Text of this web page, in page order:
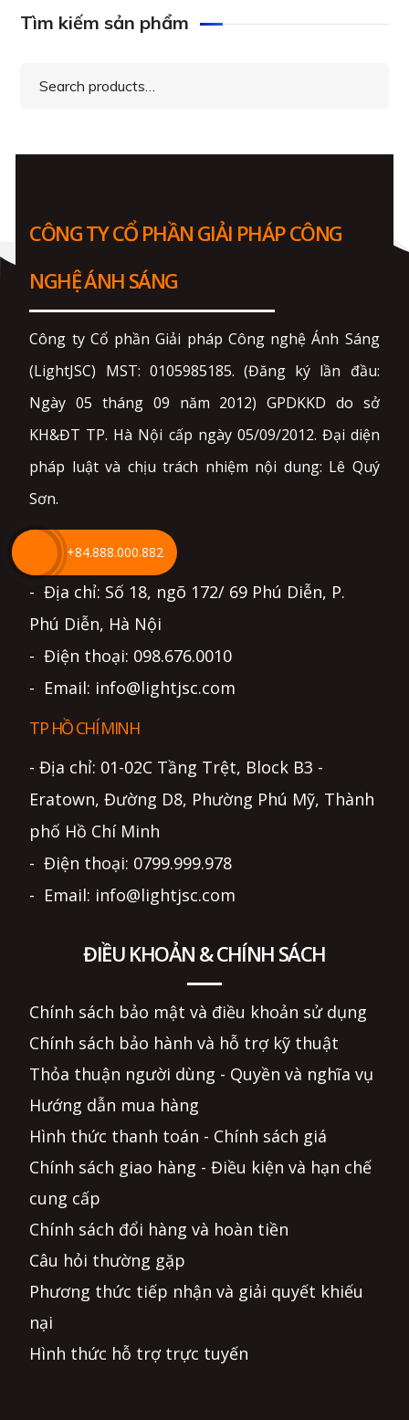
Tìm kiếm sản phẩm
Search
CÔNG TY CỔ PHẦN GIẢI PHÁP CÔNG
NGHỆ ÁNH SÁNG
Công ty Cổ phần Giải pháp Công nghệ Ánh Sáng
(LightJSC) MST: 0105985185. (Đăng ký lần đầu:
Ngày 05 tháng 09 năm 2012) GPDKKD do sở
KH&ĐT TP. Hà Nội cấp ngày 05/09/2012. Đại diện
pháp luật và chịu trách nhiệm nội dung: Lê Quý
Sơn.
HÀ NỘI
- Địa chỉ: Số 18, ngõ 172/ 69 Phú Diễn, P.
Phú Diễn, Hà Nội
- Điện thoại: 098.676.0010
- Email: info@lightjsc.com
TP HỒ CHÍ MINH
- Địa chỉ: 01-02C Tầng Trệt, Block B3 -
Eratown, Đường D8, Phường Phú Mỹ, Thành
phố Hồ Chí Minh
- Điện thoại: 0799.999.978
- Email: info@lightjsc.com
ĐIỀU KHOẢN & CHÍNH SÁCH
Chính sách bảo mật và điều khoản sử dụng
Chính sách bảo hành và hỗ trợ kỹ thuật
Thỏa thuận người dùng - Quyền và nghĩa vụ
Hướng dẫn mua hàng
Hình thức thanh toán - Chính sách giá
Chính sách giao hàng - Điều kiện và hạn chế
cung cấp
Chính sách đổi hàng và hoàn tiền
Câu hỏi thường gặp
Phương thức tiếp nhận và giải quyết khiếu
nại
Hình thức hỗ trợ trực tuyến
+84.888.000.882